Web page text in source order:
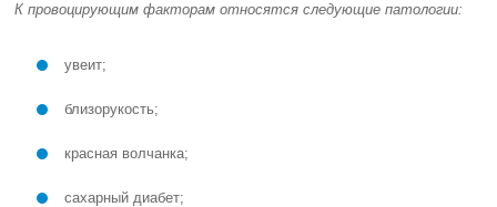
К провоцирующим факторам относятся следующие патологии:
увеит;
близорукость;
красная волчанка;
сахарный диабет;